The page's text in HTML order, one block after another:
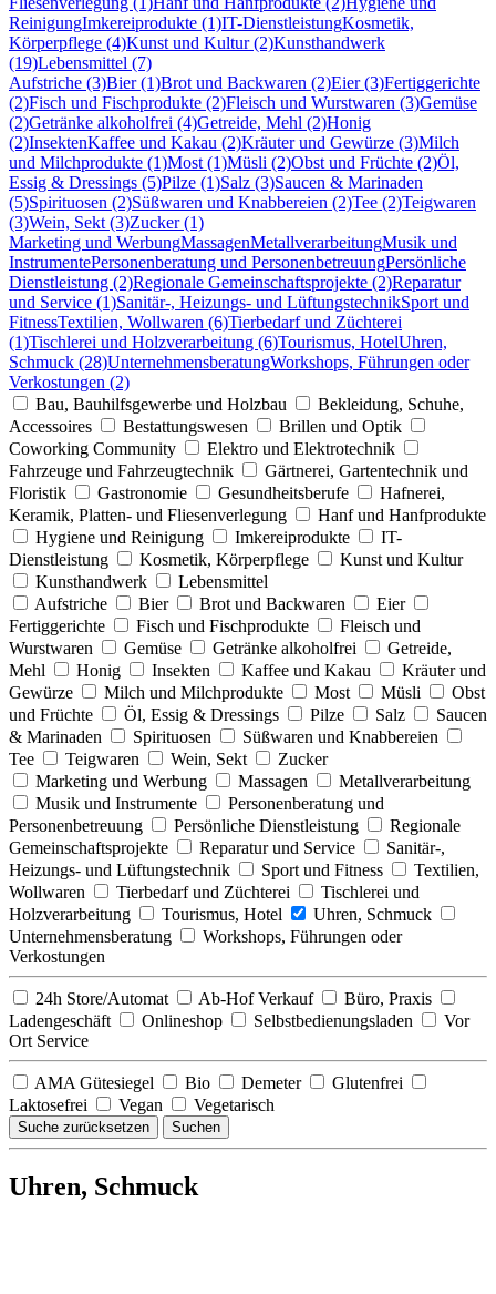
ReinigungImkereiprodukte (1)IT-DienstleistungKosmetik,
Körperpflege (4)Kunst und Kultur (2)Kunsthandwerk
(19)Lebensmittel (7)
Aufstriche (3)Bier (1)Brot und Backwaren (2)Eier (3)Fertiggerichte
(2)Fisch und Fischprodukte (2)Fleisch und Wurstwaren (3)Gemüse
(2)Getränke alkoholfrei (4)Getreide, Mehl (2)Honig
(2)InsektenKaffee und Kakau (2)Kräuter und Gewürze (3)Milch
und Milchprodukte (1)Most (1)Müsli (2)Obst und Früchte (2)Öl,
Essig & Dressings (5)Pilze (1)Salz (3)Saucen & Marinaden
(5)Spirituosen (2)Süßwaren und Knabbereien (2)Tee (2)Teigwaren
(3)Wein, Sekt (3)Zucker (1)
Marketing und WerbungMassagenMetallverarbeitungMusik und
InstrumentePersonenberatung und PersonenbetreuungPersönliche
Dienstleistung (2)Regionale Gemeinschaftsprojekte (2)Reparatur
und Service (1)Sanitär-, Heizungs- und LüftungstechnikSport und
FitnessTextilien, Wollwaren (6)Tierbedarf und Züchterei
(1)Tischlerei und Holzverarbeitung (6)Tourismus, HotelUhren,
Schmuck (28)UnternehmensberatungWorkshops, Führungen oder
Verkostungen (2)
Bau, Bauhilfsgewerbe und Holzbau
Bekleidung, Schuhe,
Accessoires
Bestattungswesen
Brillen und Optik
Coworking Community
Elektro und Elektrotechnik
Fahrzeuge und Fahrzeugtechnik
Gärtnerei, Gartentechnik und
Floristik
Gastronomie Gesundheitsberufe
Hafnerei,
Keramik, Platten- und Fliesenverlegung
Hanf und Hanfprodukte
Hygiene und Reinigung
Imkereiprodukte
IT-
Dienstleistung
Kosmetik, Körperpflege
Kunst und Kultur
Kunsthandwerk
Lebensmittel
Aufstriche
Bier Brot und Backwaren
Eier
Fertiggerichte
Fisch und Fischprodukte
Fleisch und
Wurstwaren
Gemüse Getränke alkoholfrei
Getreide,
Mehl
Honig Insekten Kaffee und Kakau
Kräuter und
Gewürze
Milch und Milchprodukte Most Müsli
Obst
und Früchte
Öl, Essig & Dressings Pilze Salz
Saucen
& Marinaden
Spirituosen
Süßwaren und Knabbereien
Tee
Teigwaren Wein, Sekt
Zucker
Marketing und Werbung
Massagen
Metallverarbeitung
Musik und Instrumente
Personenberatung und
Personenbetreuung
Persönliche Dienstleistung
Regionale
Gemeinschaftsprojekte
Reparatur und Service
Sanitär-,
Heizungs- und Lüftungstechnik
Sport und Fitness
Textilien,
Wollwaren
Tierbedarf und Züchterei
Tischlerei und
Holzverarbeitung
Tourismus, Hotel
Uhren, Schmuck
Unternehmensberatung
Workshops, Führungen oder
Verkostungen
24h Store/Automat Ab-Hof Verkauf
Büro, Praxis
Ladengeschäft
Onlineshop Selbstbedienungsladen
Vor
Ort Service
AMA Gütesiegel Bio Demeter
Glutenfrei
Laktosefrei
Vegan Vegetarisch
Suche zurücksetzen Suchen
Uhren, Schmuck